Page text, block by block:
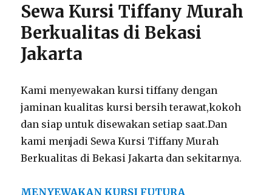
Sewa Kursi Tiffany Murah
Berkualitas di Bekasi
Jakarta
Kami menyewakan kursi tiffany dengan
jaminan kualitas kursi bersih terawat,kokoh
dan siap untuk disewakan setiap saat.Dan
kami menjadi Sewa Kursi Tiffany Murah
Berkualitas di Bekasi Jakarta dan sekitarnya.
MENYEWAKAN KURSI FUTURA